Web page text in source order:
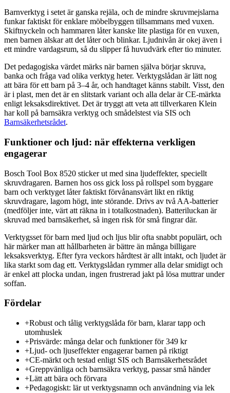
Barnverktyg i setet är ganska rejäla, och de mindre skruvmejslarna
funkar faktiskt för enklare möbelbyggen tillsammans med vuxen.
Skiftnyckeln och hammaren låter kanske lite plastiga för en vuxen,
men barnen älskar att det låter och blinkar. Ljudnivån är okej även i
ett mindre vardagsrum, så du slipper få huvudvärk efter tio minuter.
Det pedagogiska värdet märks när barnen själva börjar skruva,
banka och fråga vad olika verktyg heter. Verktygslådan är lätt nog
att bära för ett barn på 3–4 år, och handtaget känns stabilt. Visst, den
är i plast, men det är en slitstark variant och alla delar är CE-märkta
enligt leksaksdirektivet. Det är tryggt att veta att tillverkaren Klein
har koll på barnsäkra verktyg och smådelstest via SIS och
Barnsäkerhetsrådet.
Funktioner och ljud: när effekterna verkligen
engagerar
Bosch Tool Box 8520 sticker ut med sina ljudeffekter, speciellt
skruvdragaren. Barnen hos oss gick loss på rollspel som byggare
barn och verktyget låter faktiskt förvånansvärt likt en riktig
skruvdragare, lagom högt, inte störande. Drivs av två AA-batterier
(medföljer inte, värt att räkna in i totalkostnaden). Batteriluckan är
skruvad med barnsäkerhet, så ingen risk för små fingrar där.
Verktygsset för barn med ljud och ljus blir ofta snabbt populärt, och
här märker man att hållbarheten är bättre än många billigare
leksaksverktyg. Efter fyra veckors hårdtest är allt intakt, och ljudet är
lika starkt som dag ett. Verktygslådan rymmer alla delar smidigt och
är enkel att plocka undan, ingen frustrerad jakt på lösa muttrar under
soffan.
Fördelar
+Robust och tålig verktygslåda för barn, klarar tapp och
utomhuslek
+Prisvärde: många delar och funktioner för 349 kr
+Ljud- och ljuseffekter engagerar barnen på riktigt
+CE-märkt och testad enligt SIS och Barnsäkerhetsrådet
+Greppvänliga och barnsäkra verktyg, passar små händer
+Lätt att bära och förvara
+Pedagogiskt: lär ut verktygsnamn och användning via lek